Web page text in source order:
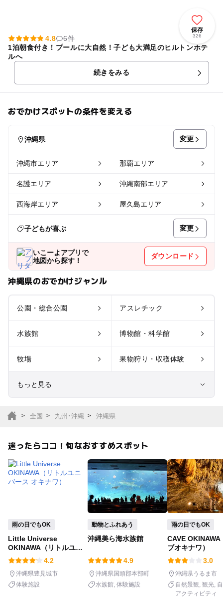
保存
326
4.8
6件
1泊朝食付き！プールに大自然！子ども大満足のヒルトンホテ
ルへ
続きをみる
おでかけスポットの条件を変える
沖縄県 変更
沖縄市エリア 那覇エリア
名護エリア 沖縄南部エリア
西海岸エリア 屋久島エリア
子どもが喜ぶ 変更
いこーよアプリで
地図から探す！
ダウンロード
沖縄県のおでかけジャンル
公園・総合公園 アスレチック
水族館 博物館・科学館
牧場 果物狩り・収穫体験
もっと見る
サファリパーク
植物園・フラワーパー
ク
バーベキュー
釣り 自然景観
いちご狩り
潮干狩り 社会見学
全国 九州･沖縄 沖縄県
迷ったらココ！旬なおすすめスポット
雨の日でもOK
Little Universe
OKINAWA（リトルユニ
バース オキナワ）
4.2
沖縄県豊見城市
体験施設
動物とふれあう
沖縄美ら海水族館
4.9
沖縄県国頭郡本部町
水族館 体験施設
雨の日でもOK
CAVE OKINAWA
ブオキナワ）
3.0
沖縄県うるま市
自然景観 観光
アクティビティ